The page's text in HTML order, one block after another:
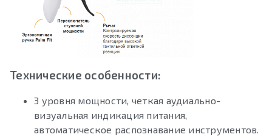
Технические особенности:
3 уровня мощности, четкая аудиально-
визуальная индикация питания,
автоматическое распознавание инструментов.